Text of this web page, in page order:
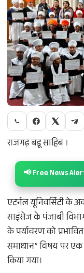
राजगढ़ बडू साहिब ।
📢 Free News
एटर्नल यूनिवर्सिटी
साइंसेज के पंजाबी
के पर्यावरण को
समाधान” विषय पर
किया गया।